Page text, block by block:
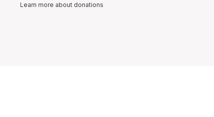
Learn more about donations